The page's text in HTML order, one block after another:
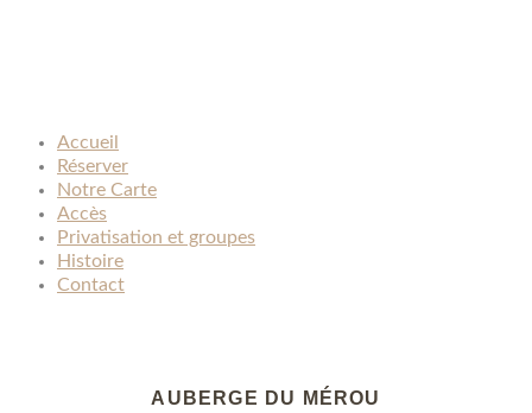
Accueil
Réserver
Notre Carte
Accès
Privatisation et groupes
Histoire
Contact
AUBERGE DU MÉROU